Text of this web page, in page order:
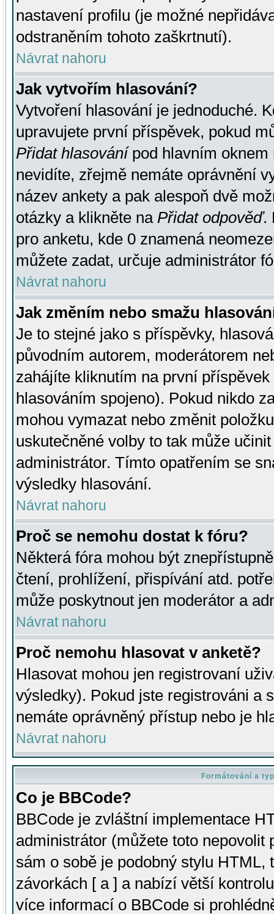
nastavení profilu (je možné
odstraněním tohoto zaškrtnutí).
Návrat nahoru
Jak vytvořím hlasování?
Vytvoření hlasování je jednoduché.
upravujete první příspěvek, pokud
Přidat hlasovánípod hlavním oknem
nevidíte, zřejmě nemáte oprávnění
název ankety a pak alespoň dvě
otázky a klikněte na Přidat odpověď.
pro anketu, kde 0 znamená
můžete zadat, určuje administrátor
Návrat nahoru
Jak změním nebo smažu
Je to stejné jako s příspěvky,
původním autorem, moderátorem
zahájíte kliknutím na první
hlasováním spojeno). Pokud nikdo
mohou vymazat nebo změnit
uskutečněné volby to tak může
administrátor. Tímto opatřením se
výsledky hlasování.
Návrat nahoru
Proč se nemohu dostat k fóru?
Některá fóra mohou být
čtení, prohlížení, přispívání atd.
může poskytnout jen moderátor a
Návrat nahoru
Proč nemohu hlasovat v anketě?
Hlasovat mohou jen registrovaní
výsledky). Pokud jste registrováni a
nemáte oprávněný přístup nebo je
Návrat nahoru
Formátování a
Co je BBCode?
BBCode je zvláštní implementace
administrátor (můžete toto
sám o sobě je podobný stylu HTML,
závorkách [ a ] a nabízí větší
více informací o BBCode si